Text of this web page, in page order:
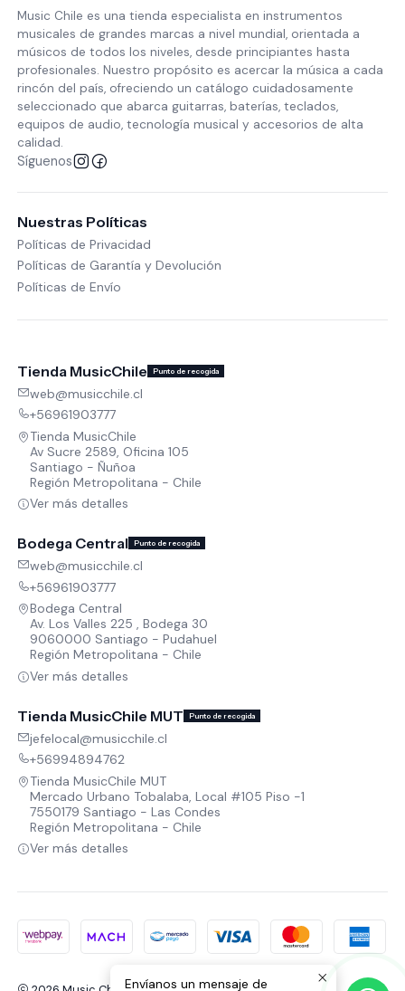
Music Chile es una tienda especialista en instrumentos
musicales de grandes marcas a nivel mundial, orientada a
músicos de todos los niveles, desde principiantes hasta
profesionales. Nuestro propósito es acercar la música a cada
rincón del país, ofreciendo un catálogo cuidadosamente
seleccionado que abarca guitarras, baterías, teclados,
equipos de audio, tecnología musical y accesorios de alta
calidad.
Síguenos
Nuestras Políticas
Políticas de Privacidad
Políticas de Garantía y Devolución
Políticas de Envío
Tienda MusicChile Punto de recogida
web@musicchile.cl
+56961903777
Tienda MusicChile
Av Sucre 2589, Oficina 105
Santiago - Ñuñoa
Región Metropolitana - Chile
Ver más detalles
Bodega Central Punto de recogida
web@musicchile.cl
+56961903777
Bodega Central
Av. Los Valles 225 , Bodega 30
9060000 Santiago - Pudahuel
Región Metropolitana - Chile
Ver más detalles
Tienda MusicChile MUT Punto de recogida
jefelocal@musicchile.cl
+56994894762
Tienda MusicChile MUT
Mercado Urbano Tobalaba, Local #105 Piso -1
7550179 Santiago - Las Condes
Región Metropolitana - Chile
Ver más detalles
Envíanos un mensaje de